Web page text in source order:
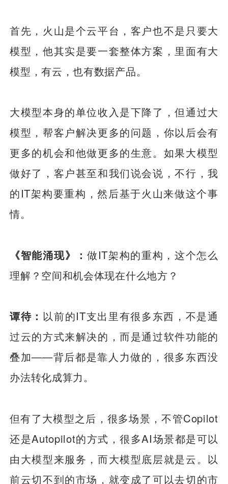
首先，火山是个云平台，客户也不是只要大
模型，他其实是要一套整体方案，里面有大
模型，有云，也有数据产品。
大模型本身的单位收入是下降了，但通过大
模型，帮客户解决更多的问题，你以后会有
更多的机会和他做更多的生意。如果大模型
做好了，客户甚至和我们说会说，不行，我
的IT架构要重构，然后基于火山来做这个事
情。
《智能涌现》： 做IT架构的重构，这个怎么
理解？空间和机会体现在什么地方？
谭待： 以前的IT支出里有很多东西，不是通
过云的方式来解决的，而是通过软件功能的
叠加——背后都是靠人力做的，很多东西没
办法转化成算力。
但有了大模型之后，很多场景，不管Copilot
还是Autopilot的方式，很多AI场景都是可以
由大模型来服务，而大模型底层就是云。以
前云切不到的市场，就变成了可以去切的市